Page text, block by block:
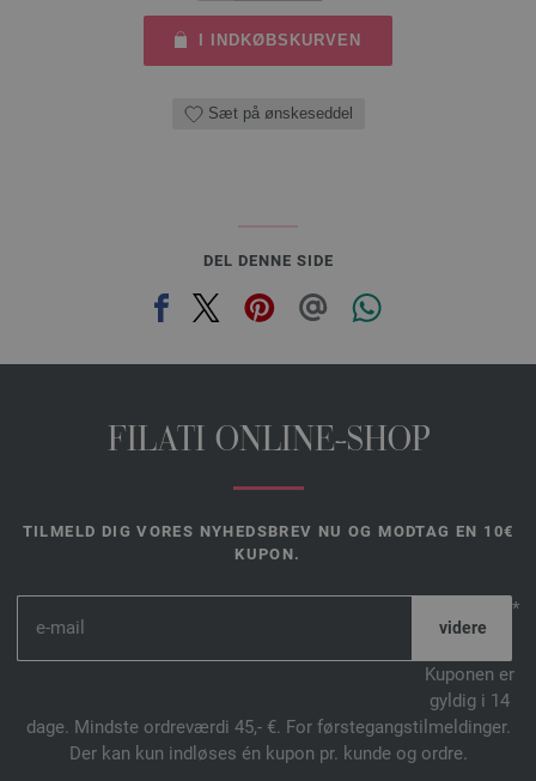
I INDKØBSKURVEN
Sæt på ønskeseddel
DEL DENNE SIDE
FILATI ONLINE-SHOP
TILMELD DIG VORES NYHEDSBREV NU OG MODTAG EN 10€
KUPON.
*
Kuponen er
gyldig i 14
dage. Mindste ordreværdi 45,- €. For førstegangstilmeldinger.
Der kan kun indløses én kupon pr. kunde og ordre.